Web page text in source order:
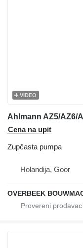
VIDEO
Cena na upit
Zupčasta pumpa
Holandija, Goor
OVERBEEK